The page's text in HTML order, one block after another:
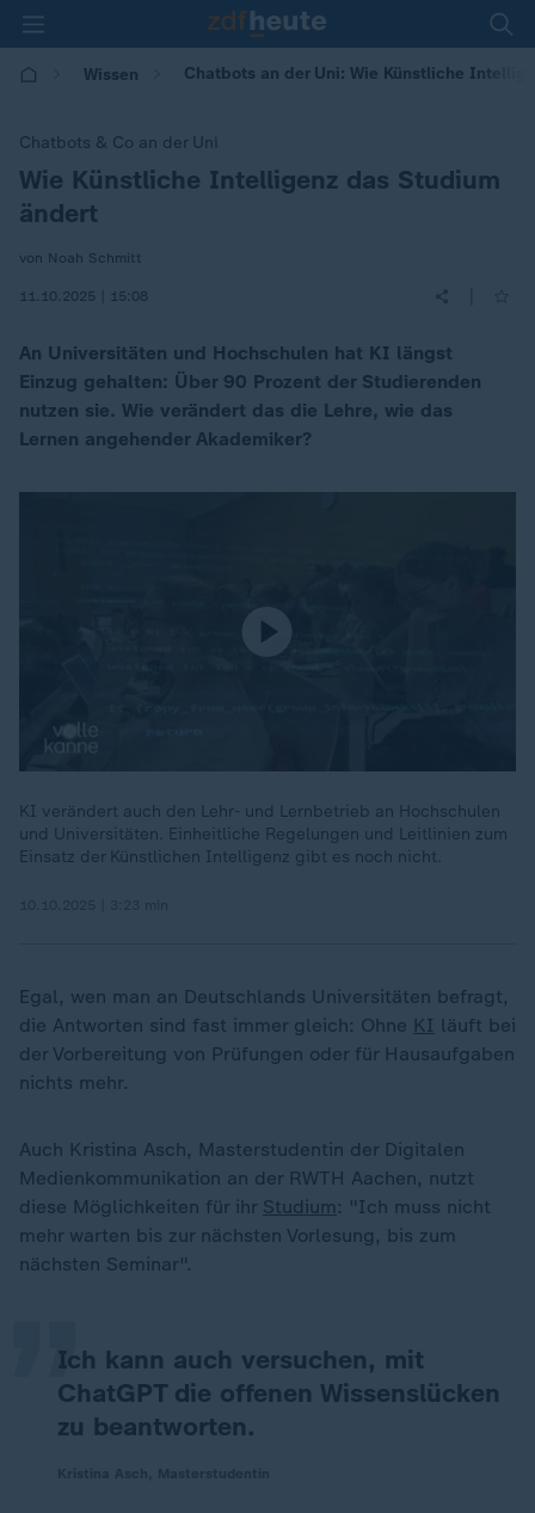
Wissen Chatbots an der Uni: Wie Künstliche
Chatbots & Co an der Uni
:
Wie Künstliche Intelligenz das Studium
ändert
von Noah Schmitt
11.10.2025 | 15:08
An Universitäten und Hochschulen hat KI längst
Einzug gehalten: Über 90 Prozent der Studierenden
nutzen sie. Wie verändert das die Lehre, wie das
Lernen angehender Akademiker?
KI verändert auch den Lehr- und Lernbetrieb an Hochschulen
und Universitäten. Einheitliche Regelungen und Leitlinien zum
Einsatz der Künstlichen Intelligenz gibt es noch nicht.
Egal, wen man an Deutschlands Universitäten befragt,
die Antworten sind fast immer gleich: Ohne KI läuft bei
der Vorbereitung von Prüfungen oder für Hausaufgaben
nichts mehr.
Auch Kristina Asch, Masterstudentin der Digitalen
Medienkommunikation an der RWTH Aachen, nutzt
diese Möglichkeiten für ihr Studium : "Ich muss nicht
mehr warten bis zur nächsten Vorlesung, bis zum
nächsten Seminar".
Ich kann auch versuchen, mit
ChatGPT die offenen Wissenslücken
zu beantworten.
„